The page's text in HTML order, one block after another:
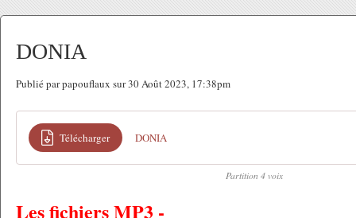
DONIA
Publié par papouflaux sur 30 Août 2023, 17:38pm
Télécharger DONIA
Partition 4 voix
Les fichiers MP3 -